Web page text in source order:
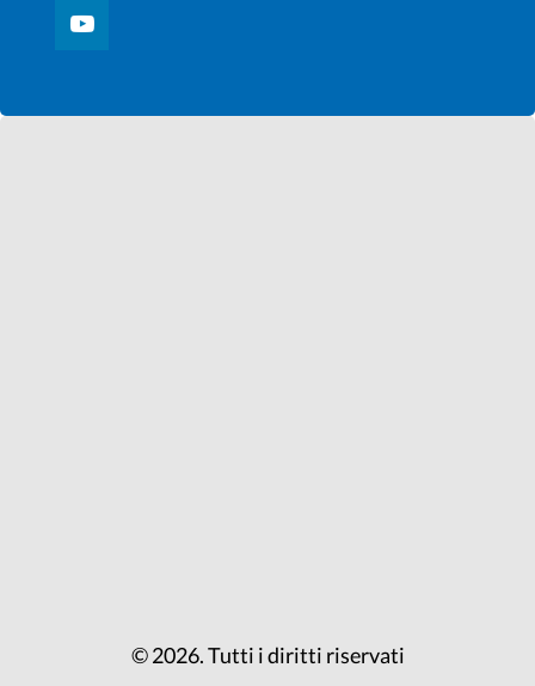
© 2026. Tutti i diritti riservati